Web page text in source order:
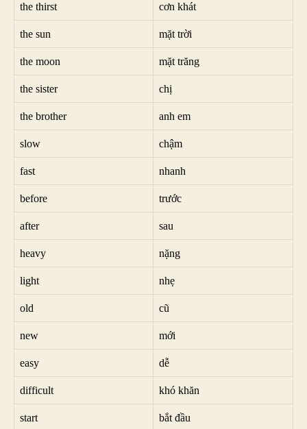
the thirst cơn khát
the sun mặt trời
the moon mặt trăng
the sister chị
the brother anh em
slow chậm
fast nhanh
before trước
after sau
heavy nặng
light nhẹ
old cũ
new mới
easy dễ
difficult khó khăn
start bắt đầu